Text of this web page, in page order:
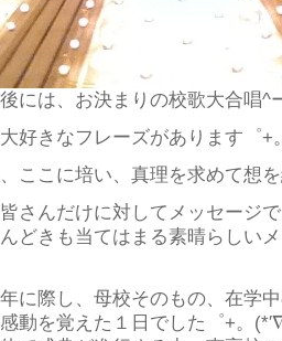
には、お決まりの校歌大合唱^
好きなフレーズがあります゜+
、ここに培い、真理を求めて想
さんだけに対してメッセージ
どきも当てはまる素晴らしい
に際し、母校そのもの、在学
動を覚えた１日でした゜+。